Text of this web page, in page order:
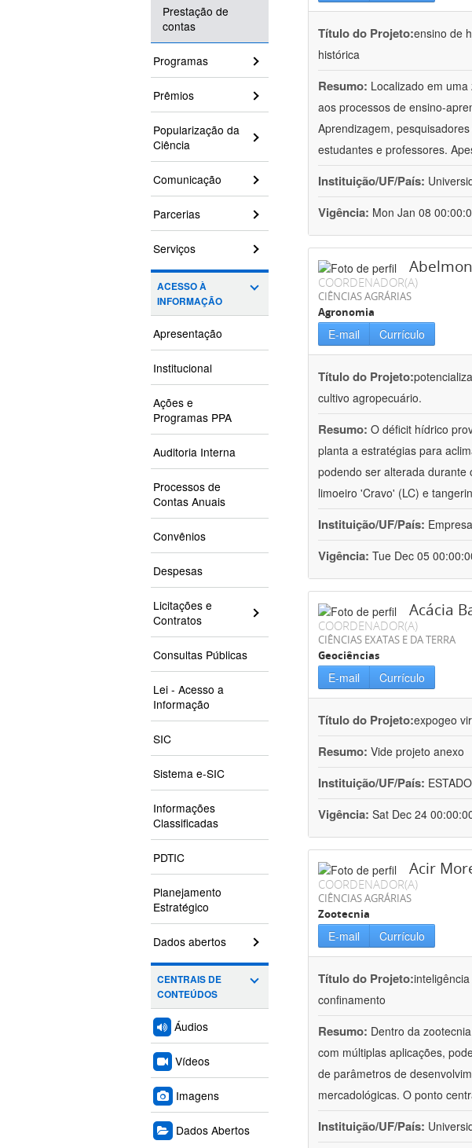
Prestação de
contas
Programas
Prêmios
Popularização da
Ciência
Comunicação
Parcerias
Serviços
ACESSO À
INFORMAÇÃO
Apresentação
Institucional
Ações e
Programas PPA
Auditoria Interna
Processos de
Contas Anuais
Convênios
Despesas
Licitações e
Contratos
Consultas Públicas
Lei - Acesso a
Informação
SIC
Sistema e-SIC
Informações
Classificadas
PDTIC
Planejamento
Estratégico
Dados abertos
CENTRAIS DE
CONTEÚDOS
Áudios
Vídeos
Imagens
Dados Abertos
Título do Projeto:ensino de
histórica
Resumo: Localizado em
aos processos de ensino-
Aprendizagem,
estudantes e professores.
Instituição/UF/País:
Vigência: Mon Jan 08
COORDENADOR(A)
CIÊNCIAS AGRÁRIAS
Agronomia
E-mail Currículo
Título do Projeto:
cultivo agropecuário.
Resumo: O déficit hídrico
planta a estratégias para
podendo ser alterada durante
limoeiro 'Cravo' (LC) e
Instituição/UF/País:
Vigência: Tue Dec 05
Acácia
COORDENADOR(A)
CIÊNCIAS EXATAS E DA TERRA
Geociências
E-mail Currículo
Título do Projeto:expogeo
Resumo: Vide projeto anexo
Instituição/UF/País:
Vigência: Sat Dec 24
Acir
COORDENADOR(A)
CIÊNCIAS AGRÁRIAS
Zootecnia
E-mail Currículo
Título do Projeto:
confinamento
Resumo: Dentro da
com múltiplas aplicações,
de parâmetros de
mercadológicas. O ponto
Instituição/UF/País: